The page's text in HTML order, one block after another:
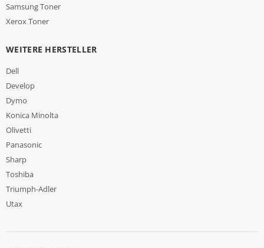
Samsung Toner
Xerox Toner
WEITERE HERSTELLER
Dell
Develop
Dymo
Konica Minolta
Olivetti
Panasonic
Sharp
Toshiba
Triumph-Adler
Utax